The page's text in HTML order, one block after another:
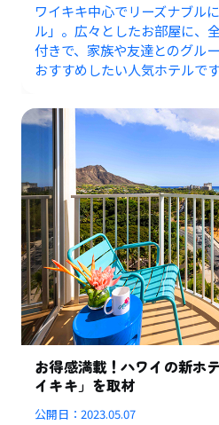
ワイキキ中心でリーズナブル
ル」。広々としたお部屋に、
付きで、家族や友達とのグル
おすすめしたい人気ホテルで
お得感満載！ハワイの新ホ
イキキ」を取材
公開日：2023.05.07